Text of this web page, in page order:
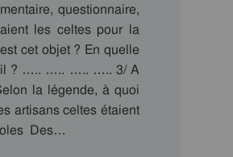
questionnaire,
les celtes pour la
cet objet ? En quelle
il ? ….. ….. ….. ….. 3/ A
la légende, à quoi
artisans celtes étaient
 Des…